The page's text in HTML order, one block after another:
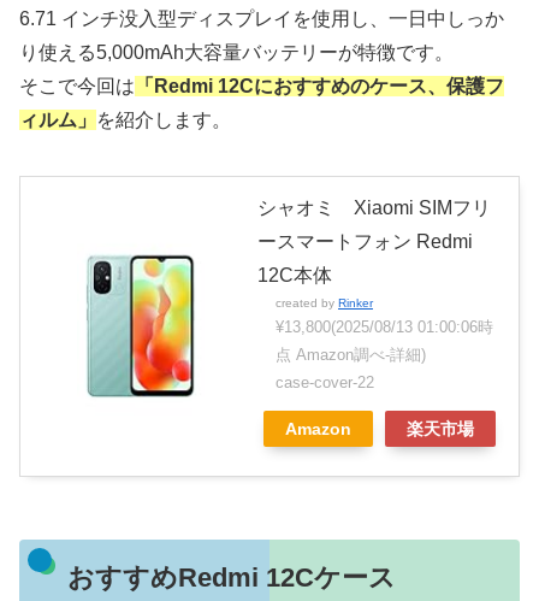
6.71 インチ没入型ディスプレイを使用し、一日中しっか
り使える5,000mAh大容量バッテリーが特徴です。
そこで今回は 「Redmi 12Cにおすすめのケース、保護フ
ィルム」
を紹介します。
シャオミ Xiaomi SIMフリ
ースマートフォン Redmi
12C本体
created by Rinker
¥13,800(2025/08/13 01:00:06時
点 Amazon調べ-詳細)
case-cover-22
Amazon 楽天市場
おすすめRedmi 12Cケース